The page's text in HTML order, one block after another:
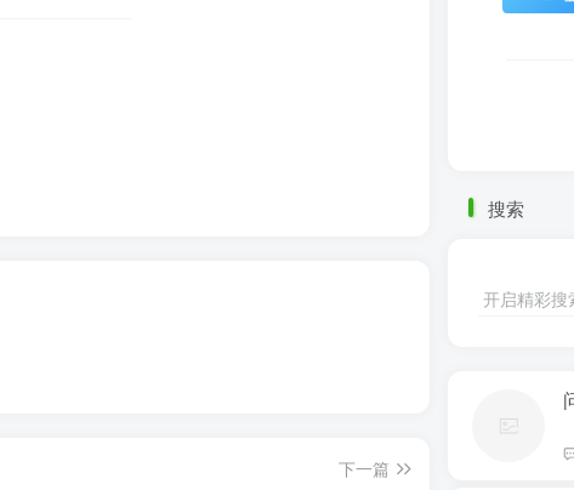
下一篇
搜索
开启精彩搜